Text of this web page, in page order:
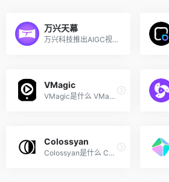
万兴天幕
万兴科技推出AIGC视频创作平台
VMagic
VMagic是什么 VMagic是一个AI...
Colossyan
Colossyan是什么 Colossyan ...